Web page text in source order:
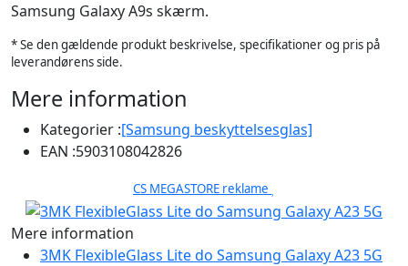
Samsung Galaxy A9s skærm.
* Se den gældende produkt beskrivelse, specifikationer og pris på
leverandørens side.
Mere information
Kategorier :[Samsung beskyttelsesglas]
EAN :5903108042826
CS MEGASTORE reklame
Mere information
3MK FlexibleGlass Lite do Samsung Galaxy A23 5G